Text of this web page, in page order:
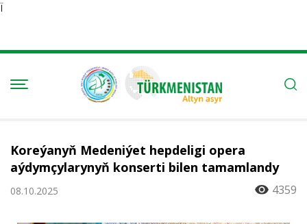
Ï
Koreýanyň Medeniýet hepdeligi opera
aýdymçylarynyň konserti bilen tamamlandy
08.10.2025 4359